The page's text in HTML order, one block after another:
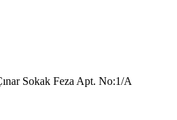
Sokak Feza Apt. No:1/A